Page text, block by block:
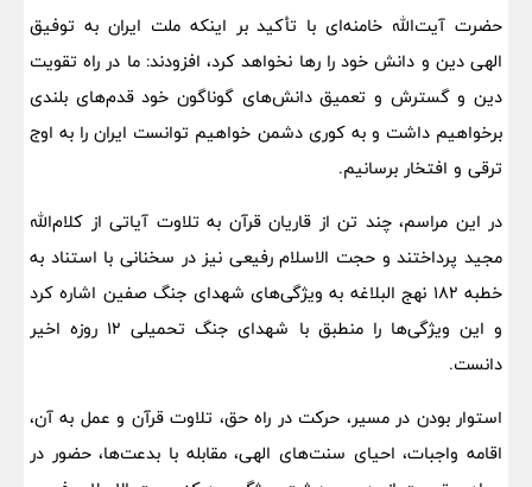
حضرت آیت‌الله خامنه‌ای با تأکید بر اینکه ملت ایران به توفیق
الهی دین و دانش خود را رها نخواهد کرد، افزودند: ما در راه تقویت
دین و گسترش و تعمیق دانش‌های گوناگون خود قدم‌های بلندی
برخواهیم داشت و به کوری دشمن خواهیم توانست ایران را به اوج
ترقی و افتخار برسانیم.
در این مراسم، چند تن از قاریان قرآن به تلاوت آیاتی از کلام‌الله
مجید پرداختند و حجت الاسلام رفیعی نیز در سخنانی با استناد به
خطبه ۱۸۲ نهج البلاغه به ویژگی‌های شهدای جنگ صفین اشاره کرد
و این ویژگی‌ها را منطبق با شهدای جنگ تحمیلی ۱۲ روزه اخیر
دانست.
استوار بودن در مسیر، حرکت در راه حق، تلاوت قرآن و عمل به آن،
اقامه واجبات، احیای سنت‌های الهی، مقابله با بدعت‌ها، حضور در